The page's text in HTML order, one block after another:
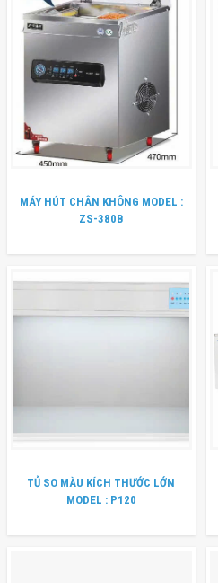
MÁY HÚT CHÂN KHÔNG MODEL :
ZS-380B
TỦ SO MÀU KÍCH THƯỚC LỚN
MODEL : P120